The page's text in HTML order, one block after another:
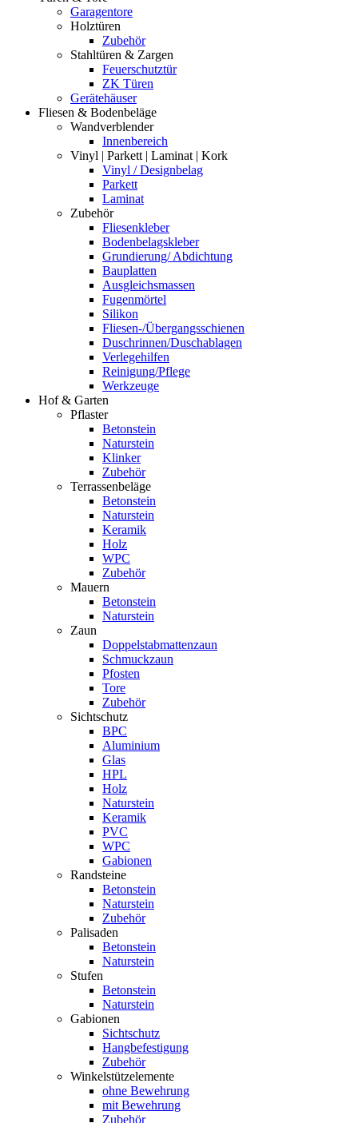
Garagentore
Holztüren
Zubehör
Stahltüren & Zargen
Feuerschutztür
ZK Türen
Gerätehäuser
Fliesen & Bodenbeläge
Wandverblender
Innenbereich
Vinyl | Parkett | Laminat | Kork
Vinyl / Designbelag
Parkett
Laminat
Zubehör
Fliesenkleber
Bodenbelagskleber
Grundierung/ Abdichtung
Bauplatten
Ausgleichsmassen
Fugenmörtel
Silikon
Fliesen-/Übergangsschienen
Duschrinnen/Duschablagen
Verlegehilfen
Reinigung/Pflege
Werkzeuge
Hof & Garten
Pflaster
Betonstein
Naturstein
Klinker
Zubehör
Terrassenbeläge
Betonstein
Naturstein
Keramik
Holz
WPC
Zubehör
Mauern
Betonstein
Naturstein
Zaun
Doppelstabmattenzaun
Schmuckzaun
Pfosten
Tore
Zubehör
Sichtschutz
BPC
Aluminium
Glas
HPL
Holz
Naturstein
Keramik
PVC
WPC
Gabionen
Randsteine
Betonstein
Naturstein
Zubehör
Palisaden
Betonstein
Naturstein
Stufen
Betonstein
Naturstein
Gabionen
Sichtschutz
Hangbefestigung
Zubehör
Winkelstützelemente
ohne Bewehrung
mit Bewehrung
Zubehör